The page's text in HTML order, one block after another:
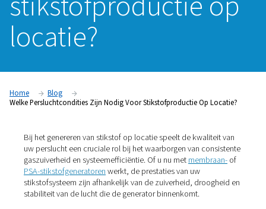
zijn nodig voor
stikstofproductie
locatie?
Home
Blog
Welke Persluchtcondities Zijn Nodig Voor Stikstofproductie Op